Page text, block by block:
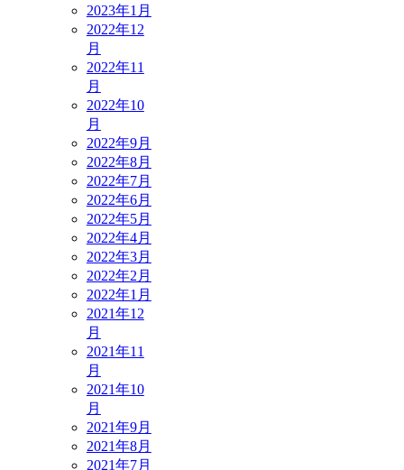
2023年1月
2022年12
月
2022年11
月
2022年10
月
2022年9月
2022年8月
2022年7月
2022年6月
2022年5月
2022年4月
2022年3月
2022年2月
2022年1月
2021年12
月
2021年11
月
2021年10
月
2021年9月
2021年8月
2021年7月